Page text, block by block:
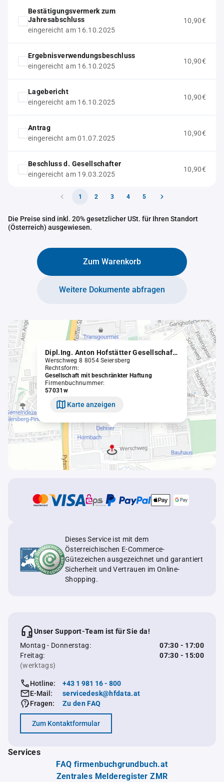
Bestätigungsvermerk zum
Jahresabschluss
eingereicht am 16.10.2025
10,90€
Ergebnisverwendungsbeschluss
eingereicht am 16.10.2025
10,90€
Lagebericht
eingereicht am 16.10.2025
10,90€
Antrag
eingereicht am 01.07.2025
10,90€
Beschluss d. Gesellschafter
eingereicht am 19.03.2025
10,90€
1 2 3 4 5
Die Preise sind inkl. 20% gesetzlicher USt. für Ihren Standort
(Österreich) ausgewiesen.
Zum Warenkorb
Weitere Dokumente abfragen
Dipl.Ing. Anton Hofstätter Gesellschaft m.b.H.
Werschweg 8 8054 Seiersberg
Rechtsform:
Gesellschaft mit beschränkter Haftung
Firmenbuchnummer:
57031w
Karte anzeigen
Dieses Service ist mit dem
Österreichischen E-Commerce-
Gütezeichen ausgezeichnet und garantiert
Sicherheit und Vertrauen im Online-
Shopping.
Unser Support-Team ist für Sie da!
Montag - Donnerstag:
07:30 - 17:00
Freitag:
07:30 - 15:00
(werktags)
Hotline:
+43 1 981 16 - 800
E-Mail:
servicedesk@hfdata.at
Fragen:
Zu den FAQ
Zum Kontaktformular
Services
FAQ firmenbuchgrundbuch.at
Zentrales Melderegister ZMR